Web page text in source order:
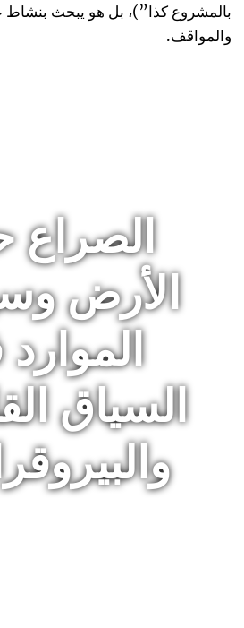
بالمشروع كذا”)، بل هو يبحث
والمواقف.
الصراع
الأرض
السياق